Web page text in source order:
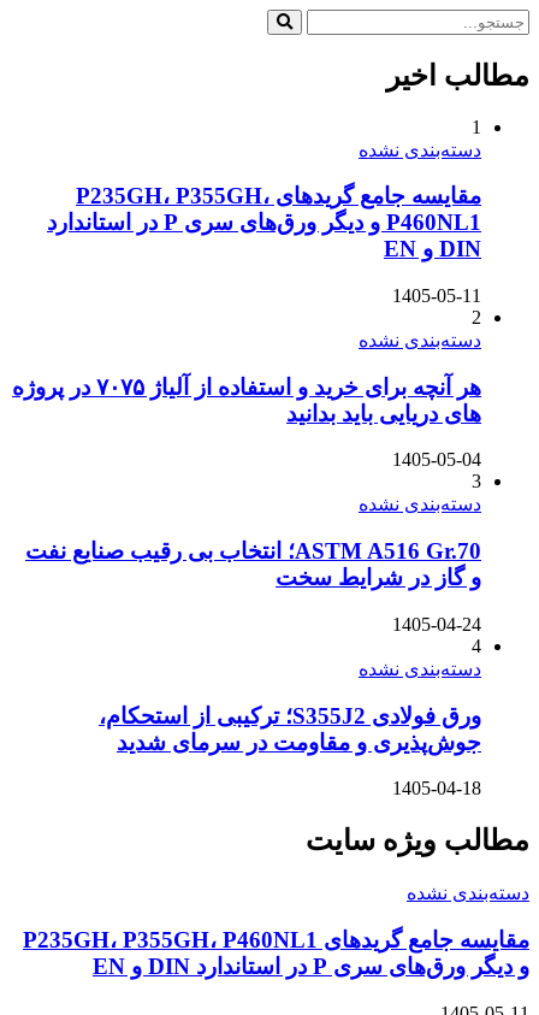
مطالب اخیر
1
دسته‌بندی نشده
مقایسه جامع گریدهای P235GH، P355GH،
P460NL1 و دیگر ورق‌های سری P در استاندارد
DIN و EN
1405-05-11
2
دسته‌بندی نشده
هر آنچه برای خرید و استفاده از آلیاژ ۷۰۷۵ در پروژه
های دریایی باید بدانید
1405-05-04
3
دسته‌بندی نشده
ASTM A516 Gr.70؛ انتخاب بی رقیب صنایع نفت
و گاز در شرایط سخت
1405-04-24
4
دسته‌بندی نشده
ورق فولادی S355J2؛ ترکیبی از استحکام،
جوش‌پذیری و مقاومت در سرمای شدید
1405-04-18
مطالب ویژه سایت
دسته‌بندی نشده
مقایسه جامع گریدهای P235GH، P355GH، P460NL1
و دیگر ورق‌های سری P در استاندارد DIN و EN